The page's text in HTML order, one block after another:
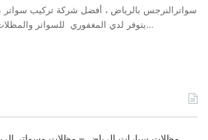
سواترالنرجس بالرياض ، أفضل شركة تركيب
يتوفر لدي المغفوري للسواتر والمظلات تشكيله رائعه من أجمل…